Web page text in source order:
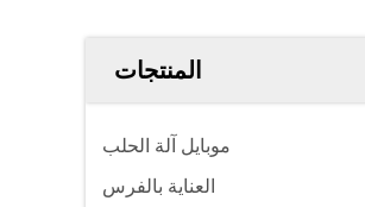
المنتجات
موبايل آلة الحلب
العناية بالفرس